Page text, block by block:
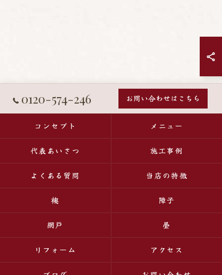
0120-574-246 お問い合わせはこちら
コンセプト メニュー
代表あいさつ 施工事例
よくある質問 当店の特徴
襖 障子
網戸 畳
リフォーム アクセス